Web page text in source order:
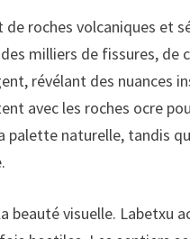
roches volcaniques et
milliers de fissures, de
révélant des nuances
avec les roches ocre
naturelle, tandis
beauté visuelle. Labetxu